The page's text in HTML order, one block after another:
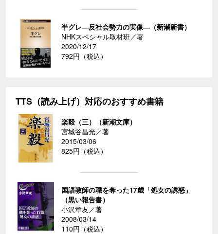
半グレ―反社会勢力の実像―（新潮新書）
NHKスペシャル取材班／著
2020/12/17
792円（税込）
TTS（読み上げ）対応のおすすめ書籍
楽毅（三）（新潮文庫）
宮城谷昌光／著
2015/03/06
825円（税込）
国語教師の職を奪った17歳「処女の誘惑」
（黒い報告書）
小沢章友／著
2008/03/14
110円（税込）